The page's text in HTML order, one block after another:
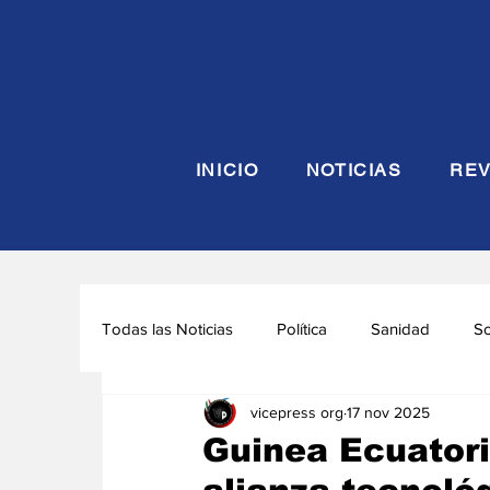
INICIO NOTICIAS
Todas las Noticias Política Sanidad
Seguridad y Defensa Turismo
Guinea
vicepress org 17 nov 2025